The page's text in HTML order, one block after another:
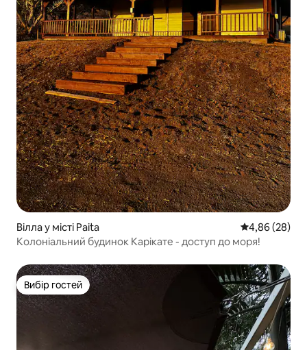
Вілла у місті Paita Середня
4,86 (28)
Колоніальний будинок Карікате - доступ до моря!
Вибір гостей
Вибір гостей